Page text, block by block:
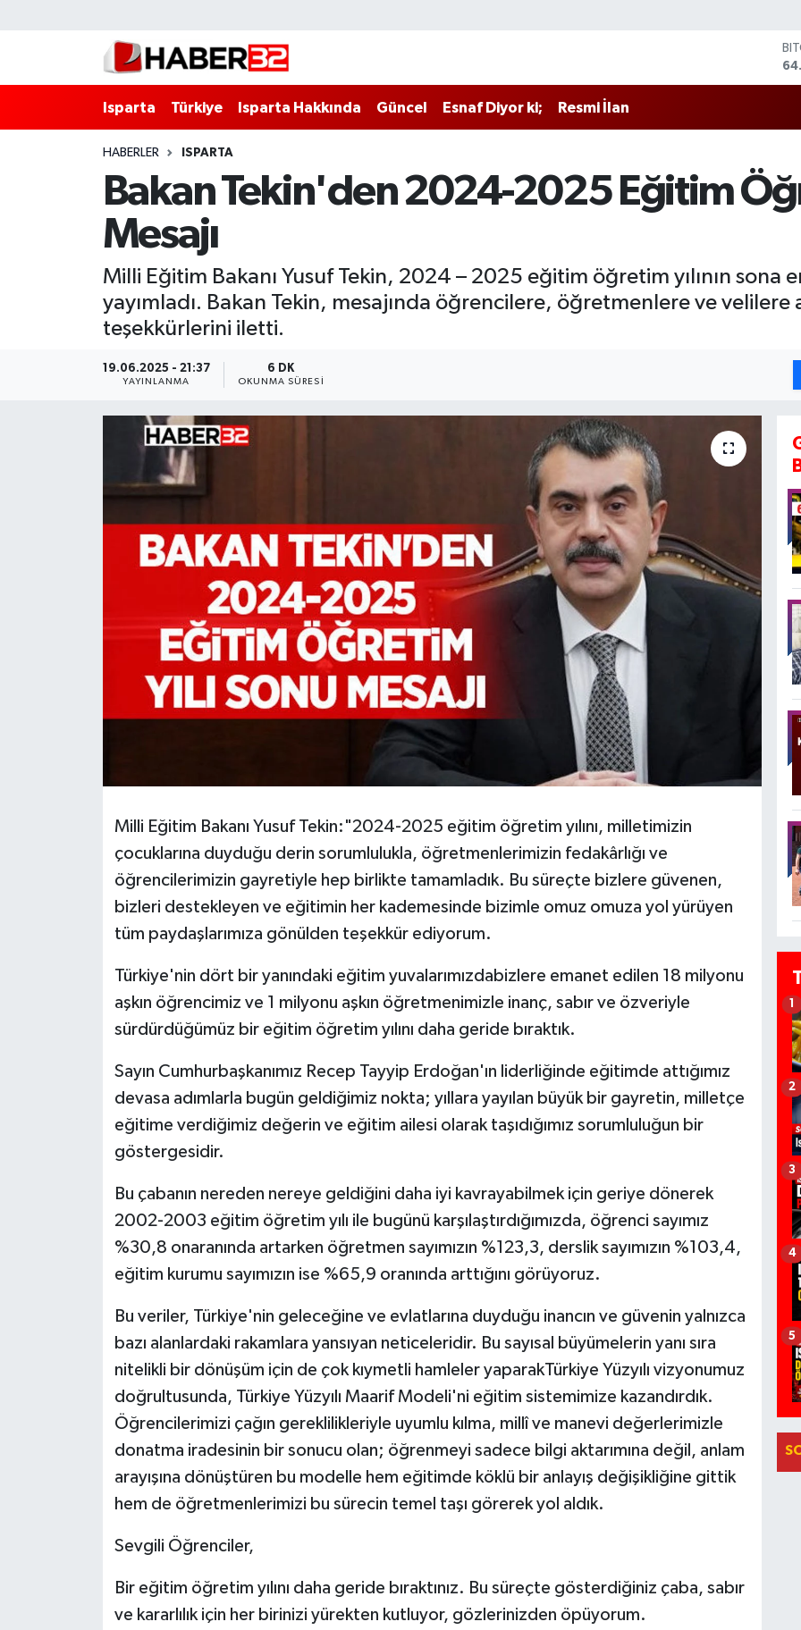
Isparta Türkiye Isparta Hakkında Güncel Esnaf Diyor ki; Resmi İlan
HABERLER ISPARTA
Bakan Tekin'den 2024-2025 Eğitim
Mesajı
Milli Eğitim Bakanı Yusuf Tekin, 2024 – 2025 eğitim öğretim yılının sona
yayımladı. Bakan Tekin, mesajında öğrencilere, öğretmenlere ve velilere
teşekkürlerini iletti.
19.06.2025 - 21:37
YAYINLANMA
6 DK
OKUNMA SÜRESI
Milli Eğitim Bakanı Yusuf Tekin:"2024-2025 eğitim öğretim yılını, milletimizin
çocuklarına duyduğu derin sorumlulukla, öğretmenlerimizin fedakârlığı ve
öğrencilerimizin gayretiyle hep birlikte tamamladık. Bu süreçte bizlere güvenen,
bizleri destekleyen ve eğitimin her kademesinde bizimle omuz omuza yol yürüyen
tüm paydaşlarımıza gönülden teşekkür ediyorum.
Türkiye'nin dört bir yanındaki eğitim yuvalarımızdabizlere emanet edilen 18 milyonu
aşkın öğrencimiz ve 1 milyonu aşkın öğretmenimizle inanç, sabır ve özveriyle
sürdürdüğümüz bir eğitim öğretim yılını daha geride bıraktık.
Sayın Cumhurbaşkanımız Recep Tayyip Erdoğan'ın liderliğinde eğitimde attığımız
devasa adımlarla bugün geldiğimiz nokta; yıllara yayılan büyük bir gayretin, milletçe
eğitime verdiğimiz değerin ve eğitim ailesi olarak taşıdığımız sorumluluğun bir
göstergesidir.
Bu çabanın nereden nereye geldiğini daha iyi kavrayabilmek için geriye dönerek
2002-2003 eğitim öğretim yılı ile bugünü karşılaştırdığımızda, öğrenci sayımız
%30,8 onaranında artarken öğretmen sayımızın %123,3, derslik sayımızın %103,4,
eğitim kurumu sayımızın ise %65,9 oranında arttığını görüyoruz.
Bu veriler, Türkiye'nin geleceğine ve evlatlarına duyduğu inancın ve güvenin yalnızca
bazı alanlardaki rakamlara yansıyan neticeleridir. Bu sayısal büyümelerin yanı sıra
nitelikli bir dönüşüm için de çok kıymetli hamleler yaparakTürkiye Yüzyılı vizyonumuz
doğrultusunda, Türkiye Yüzyılı Maarif Modeli'ni eğitim sistemimize kazandırdık.
Öğrencilerimizi çağın gereklilikleriyle uyumlu kılma, millî ve manevi değerlerimizle
donatma iradesinin bir sonucu olan; öğrenmeyi sadece bilgi aktarımına değil, anlam
arayışına dönüştüren bu modelle hem eğitimde köklü bir anlayış değişikliğine gittik
hem de öğretmenlerimizi bu sürecin temel taşı görerek yol aldık.
Sevgili Öğrenciler,
Bir eğitim öğretim yılını daha geride bıraktınız. Bu süreçte gösterdiğiniz çaba, sabır
ve kararlılık için her birinizi yürekten kutluyor, gözlerinizden öpüyorum.
1
2
3
4
5
Isparta Hakkında
Esnaf Diyor ki;
BİLİM VE TEKNOLOJİ
EĞİTİM
HABERDE İNSAN
KÜLTÜR SANAT
RESMİ İLANLAR
Teknoloji
Isparta Nöbetçi Eczaneler
Isparta Hava Durumu
Isparta Trafik Yoğunluk Haritası
Süper Lig Puan Durumu ve Fikstür
Tüm Manşetler
Son Dakika Haberleri
Haber Arşivi